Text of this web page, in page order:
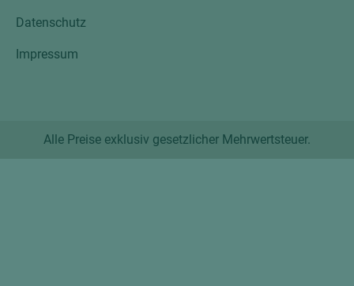
Datenschutz
Impressum
Alle Preise exklusiv gesetzlicher Mehrwertsteuer.